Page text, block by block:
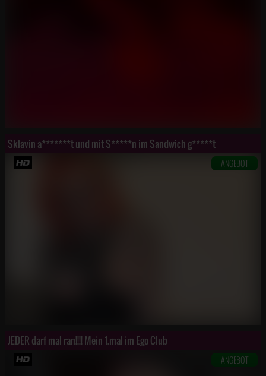
Sklavin a*******t und mit S*****n im Sandwich g*****t
ANGEBOT
JEDER darf mal ran!!!! Mein 1.mal im Ego Club
ANGEBOT